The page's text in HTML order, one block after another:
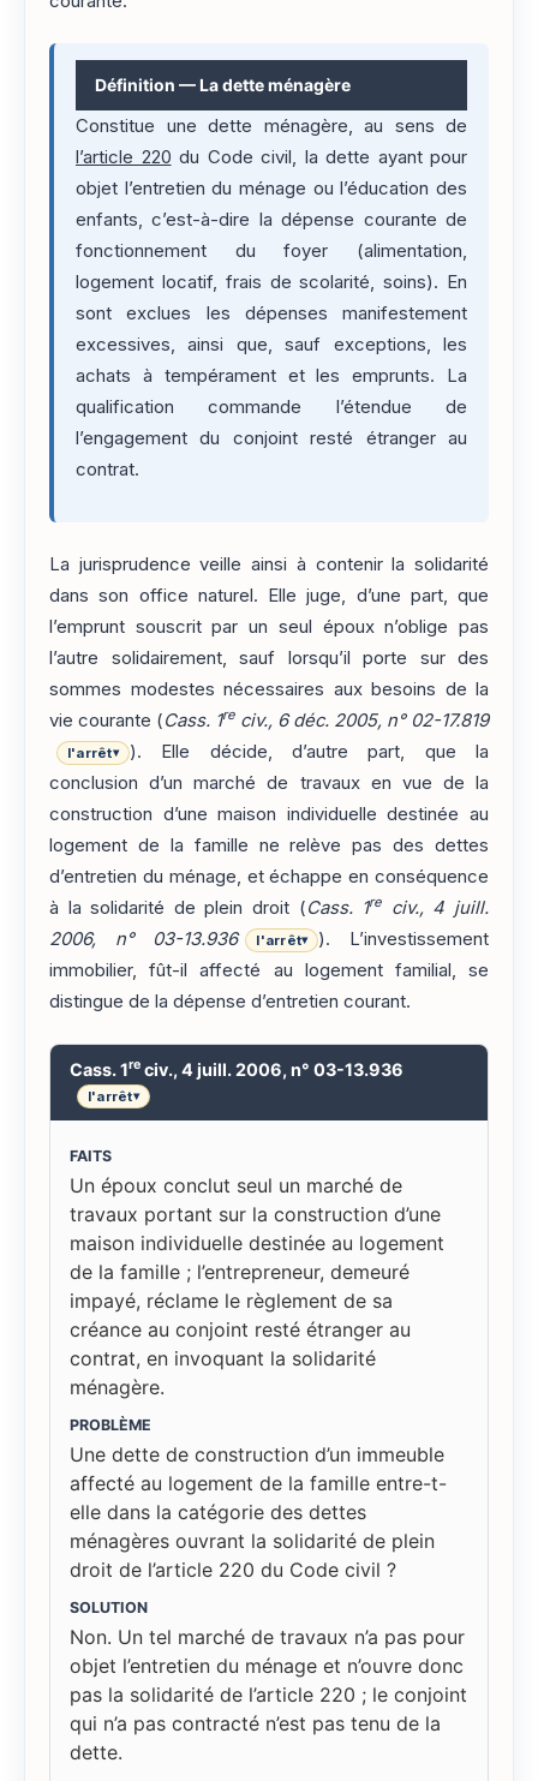
Définition — La dette ménagère
Constitue une dette ménagère, au sens de
l’article 220 du Code civil, la dette ayant pour
objet l’entretien du ménage ou l’éducation des
enfants, c’est-à-dire la dépense courante de
fonctionnement du foyer (alimentation,
logement locatif, frais de scolarité, soins). En
sont exclues les dépenses manifestement
excessives, ainsi que, sauf exceptions, les
achats à tempérament et les emprunts. La
qualification commande l’étendue de
l’engagement du conjoint resté étranger au
contrat.
La jurisprudence veille ainsi à contenir la solidarité
dans son office naturel. Elle juge, d’une part, que
l’emprunt souscrit par un seul époux n’oblige pas
l’autre solidairement, sauf lorsqu’il porte sur des
sommes modestes nécessaires aux besoins de la
vie courante (Cass. 1re civ., 6 déc. 2005, n° 02-17.819
l'arrêt▾
). Elle décide, d’autre part, que la
conclusion d’un marché de travaux en vue de la
construction d’une maison individuelle destinée au
logement de la famille ne relève pas des dettes
d’entretien du ménage, et échappe en conséquence
à la solidarité de plein droit (Cass. 1re
civ., 4 juill.
2006, n° 03-13.936
l'arrêt▾
). L’investissement
immobilier, fût-il affecté au logement familial, se
distingue de la dépense d’entretien courant.
Cass. 1re civ., 4 juill. 2006, n° 03-13.936
l'arrêt▾
FAITS
Un époux conclut seul un marché de
travaux portant sur la construction d’une
maison individuelle destinée au logement
de la famille ; l’entrepreneur, demeuré
impayé, réclame le règlement de sa
créance au conjoint resté étranger au
contrat, en invoquant la solidarité
ménagère.
PROBLÈME
Une dette de construction d’un immeuble
affecté au logement de la famille entre-t-
elle dans la catégorie des dettes
ménagères ouvrant la solidarité de plein
droit de l’article 220 du Code civil ?
SOLUTION
Non. Un tel marché de travaux n’a pas pour
objet l’entretien du ménage et n’ouvre donc
pas la solidarité de l’article 220 ; le conjoint
qui n’a pas contracté n’est pas tenu de la
dette.